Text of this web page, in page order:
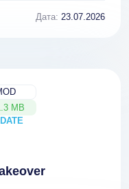
Дата: 23.07.2026
MB